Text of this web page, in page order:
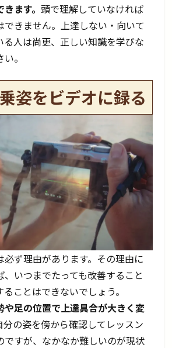
きます。頭で理解していなければ
できません。上達しない・向いて
る人は尚更、正しい知識を学びな
。
姿をビデオに録る
必ず理由があります。その理由に
いつまでたっても改善すること
ことはできないでしょう。
や足の位置で上達具合が大きく変
分の姿を傍から確認してレッスン
ですが、なかなか難しいのが現状